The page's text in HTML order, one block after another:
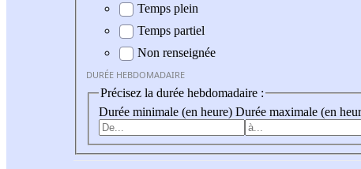
Durée hebdomadaire
Temps plein
Temps partiel
Non renseignée
DURÉE HEBDOMADAIRE
Précisez la durée hebdomadaire :
Durée minimale (en heure) Durée maximale (en